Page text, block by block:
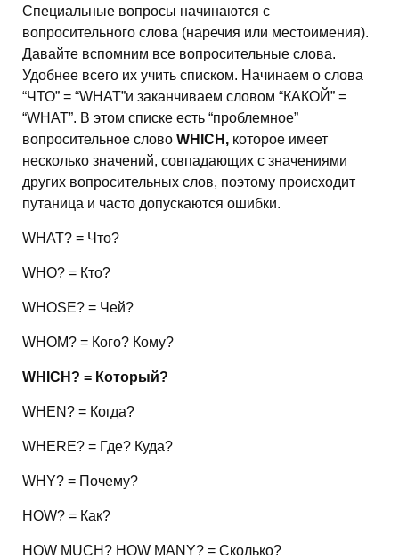
Специальные вопросы начинаются с
вопросительного слова (наречия или местоимения).
Давайте вспомним все вопросительные слова.
Удобнее всего их учить списком. Начинаем о слова
“ЧТО” = “WHAT”и заканчиваем словом “КАКОЙ” =
“WHAT”. В этом списке есть “проблемное”
вопросительное слово WHICH, которое имеет
несколько значений, совпадающих с значениями
других вопросительных слов, поэтому происходит
путаница и часто допускаются ошибки.
WHAT? = Что?
WHO? = Кто?
WHOSE? = Чей?
WHOM? = Кого? Кому?
WHICH? = Который?
WHEN? = Когда?
WHERE? = Где? Куда?
WHY? = Почему?
HOW? = Как?
HOW MUCH? HOW MANY? = Сколько?